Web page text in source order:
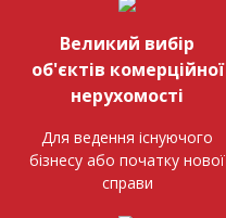
Великий вибір
об'єктів комерційної
нерухомості
Для ведення існуючого
бізнесу або початку нової
справи